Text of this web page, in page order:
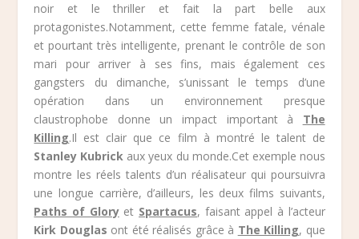
noir et le thriller et fait la part belle aux
protagonistes.Notamment, cette femme fatale, vénale
et pourtant très intelligente, prenant le contrôle de son
mari pour arriver à ses fins, mais également ces
gangsters du dimanche, s’unissant le temps d’une
opération dans un environnement presque
claustrophobe donne un impact important à The
Killing.Il est clair que ce film à montré le talent de
Stanley Kubrick aux yeux du monde.Cet exemple nous
montre les réels talents d’un réalisateur qui poursuivra
une longue carrière, d’ailleurs, les deux films suivants,
Paths of Gloryet Spartacus, faisant appel à l’acteur
Kirk Douglas ont été réalisés grâce à The Killing, que